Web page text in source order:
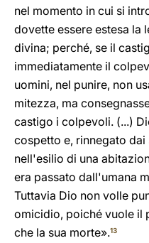
nel momento in cui si
dovette essere estesa la
divina; perché, se il
immediatamente il
uomini, nel punire, non
mitezza, ma
castigo i colpevoli. (...)
cospetto e, rinnegato
nell'esilio di una
era passato dall'umana
Tuttavia Dio non volle
omicidio, poiché vuole il
che la sua morte».13